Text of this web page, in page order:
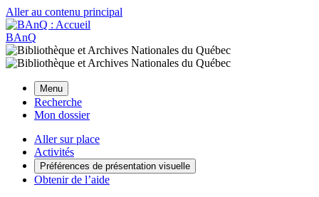
Aller au contenu principal
BAnQ
Menu
Recherche
Mon dossier
Aller sur place
Activités
Préférences de présentation visuelle
Obtenir de l’aide